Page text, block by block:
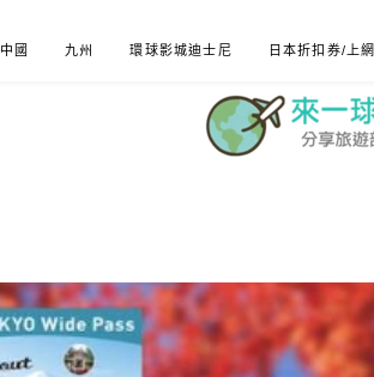
中國 九州 環球影城迪士尼 日本折扣券/上網